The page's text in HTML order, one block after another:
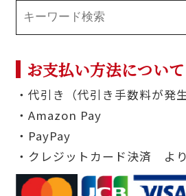
お支払い方法について
・代引き（代引き手数料が発
・Amazon Pay
・PayPay
・クレジットカード決済 よ